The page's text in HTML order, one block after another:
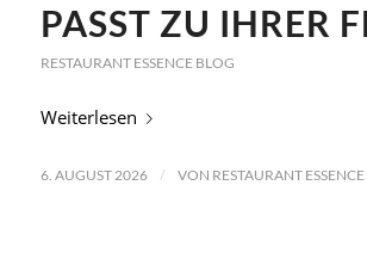
PASST ZU IHRER
RESTAURANT ESSENCE BLOG
Weiterlesen
6. AUGUST 2026 / VON RESTAURANT ESSENCE